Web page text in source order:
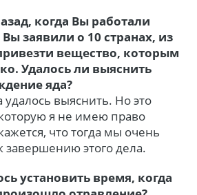
когда Вы работали
заявили о 10 странах, из
вещество, которым
Удалось ли выяснить
яда?
удалось выяснить. Но это
я не имею право
что тогда мы очень
завершению этого дела.
установить время, когда